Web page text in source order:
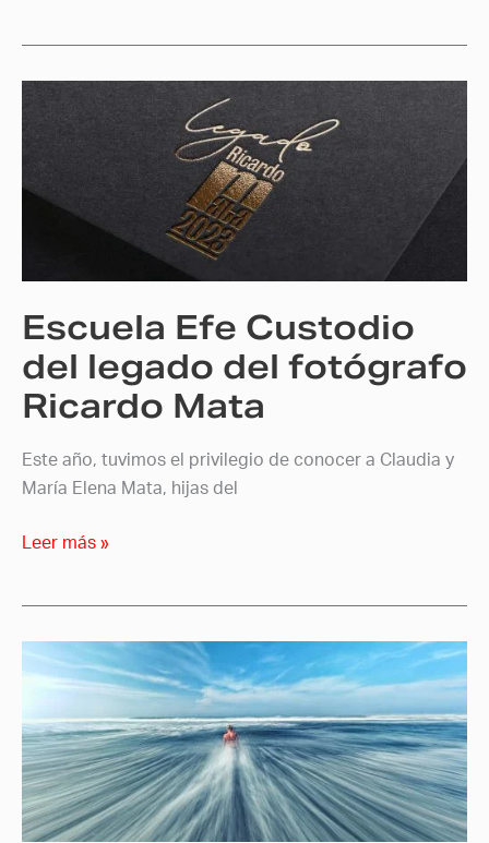
Escuela Efe Custodio
del legado del fotógrafo
Ricardo Mata
Este año, tuvimos el privilegio de conocer a Claudia y
María Elena Mata, hijas del
Efe
legado
Mata
Leer más »
Mijangos,
de
Escuela
de
Fotografía